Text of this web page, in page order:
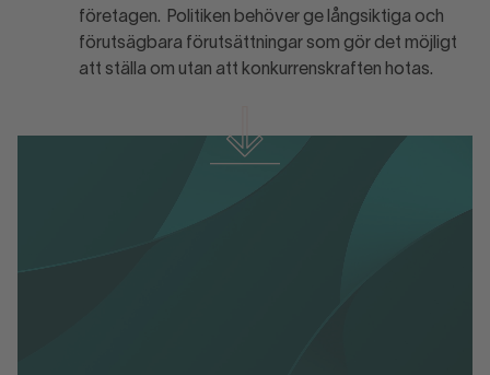
företagen. Politiken behöver ge långsiktiga och
förutsägbara förutsättningar som gör det möjligt
att ställa om utan att konkurrenskraften hotas.